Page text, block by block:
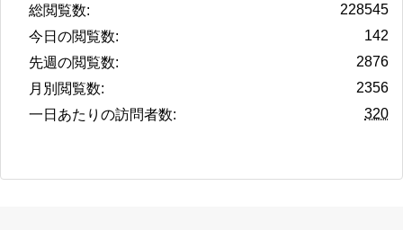
228545
総閲覧数:
142
今日の閲覧数:
2876
先週の閲覧数:
2356
月別閲覧数:
320
一日あたりの訪問者数: